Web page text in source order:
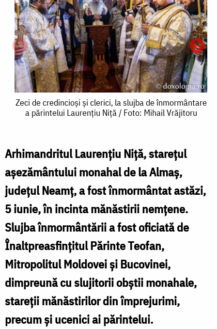
Zeci
de
și
clerici,
la
slujba
de
înmormântare
a
părintelui
Laurențiu
Niță
/
Zeci de credincioși și clerici, la slujba de înmormântare
a părintelui Laurențiu Niță / Foto: Mihail Vrăjitoru
Arhimandritul Laurențiu Niță, starețul
așezământului monahal de la Almaș,
județul Neamț, a fost înmormântat astăzi,
5 iunie, în incinta mănăstirii nemțene.
Slujba înmormântării a fost oficiată de
Înaltpreasfințitul Părinte Teofan,
Mitropolitul Moldovei și Bucovinei,
dimpreună cu slujitorii obștii monahale,
stareții mănăstirilor din împrejurimi,
precum și ucenici ai părintelui.